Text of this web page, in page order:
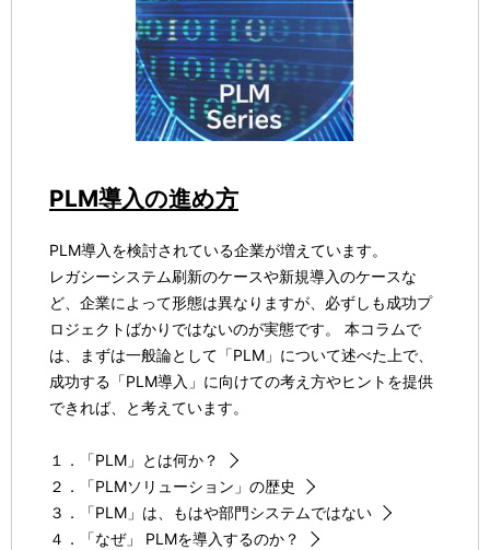
PLM導入の進め方
PLM導入を検討されている企業が増えています。
レガシーシステム刷新のケースや新規導入のケースな
ど、企業によって形態は異なりますが、必ずしも成功プ
ロジェクトばかりではないのが実態です。 本コラムで
は、まずは一般論として「PLM」について述べた上で、
成功する「PLM導入」に向けての考え方やヒントを提供
できれば、と考えています。
１．「PLM」とは何か？
２．「PLMソリューション」の歴史
３．「PLM」は、もはや部門システムではない
４．「なぜ」 PLMを導入するのか？